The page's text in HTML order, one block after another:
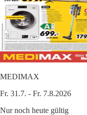
MEDIMAX
Fr. 31.7. - Fr. 7.8.2026
Nur noch heute gültig